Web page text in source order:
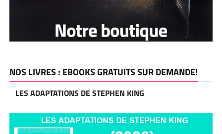
NOS LIVRES : EBOOKS GRATUITS SUR DEMANDE!
LES ADAPTATIONS DE STEPHEN KING